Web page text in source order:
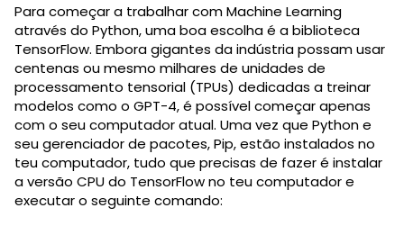
Para começar a trabalhar com Machine Learning
através do Python, uma boa escolha é a biblioteca
TensorFlow. Embora gigantes da indústria possam usar
centenas ou mesmo milhares de unidades de
processamento tensorial (TPUs) dedicadas a treinar
modelos como o GPT-4, é possível começar apenas
com o seu computador atual. Uma vez que Python e
seu gerenciador de pacotes, Pip, estão instalados no
teu computador, tudo que precisas de fazer é instalar
a versão CPU do TensorFlow no teu computador e
executar o seguinte comando: